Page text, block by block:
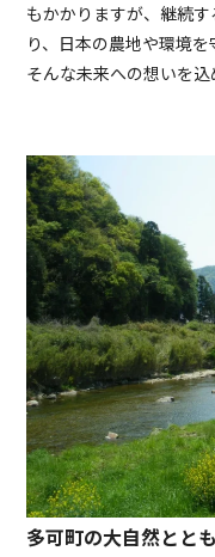
もかかりますが、継続
り、日本の農地や環境
そんな未来への想いを込
多可町の大自然とと